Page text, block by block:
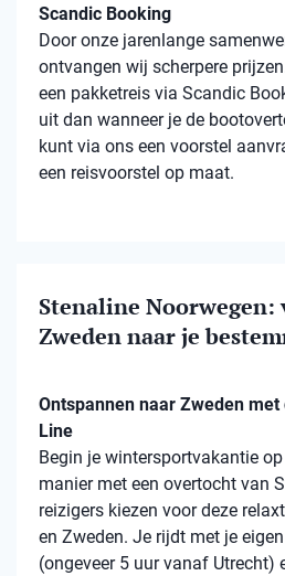
Scandic Booking
Door onze jarenlange
ontvangen wij scherpere
een pakketreis via Scandic
uit dan wanneer je de
kunt via ons een voorstel
een reisvoorstel op maat.
Stenaline Noorwegen:
Zweden naar je
Ontspannen naar Zweden
Line
Begin je wintersportvakantie
manier met een overtocht van
reizigers kiezen voor deze
en Zweden. Je rijdt met je
(ongeveer 5 uur vanaf Utrecht)